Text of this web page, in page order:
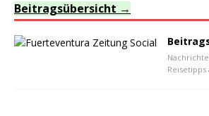
Beitragsübersicht